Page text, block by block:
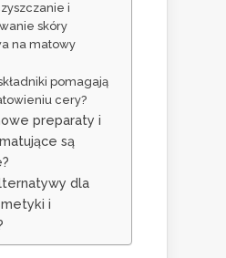
i
skóry
na matowy
pomagają
cery?
preparaty i
są
dla
i